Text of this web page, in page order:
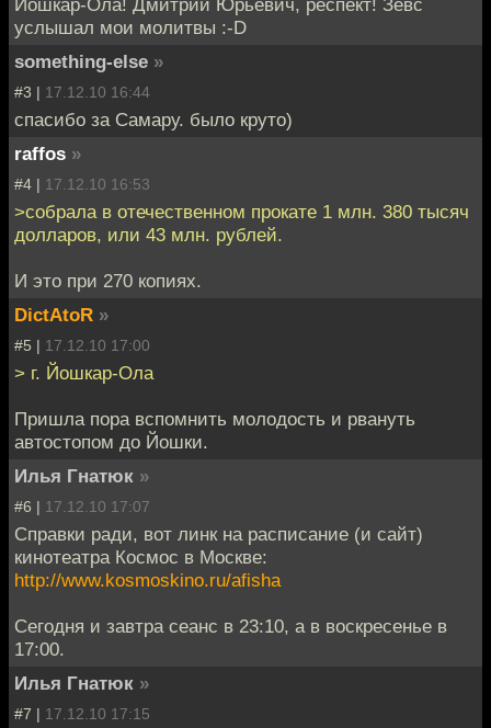
услышал мои молитвы :-D
something-else »
#3 | 17.12.10 16:44
спасибо за Самару. было круто)
raffos »
#4 | 17.12.10 16:53
>собрала в отечественном прокате 1 млн. 380 тысяч
долларов, или 43 млн. рублей.
И это при 270 копиях.
DictAtoR »
#5 | 17.12.10 17:00
> г. Йошкар-Ола
Пришла пора вспомнить молодость и рвануть
автостопом до Йошки.
Илья Гнатюк »
#6 | 17.12.10 17:07
Справки ради, вот линк на расписание (и сайт)
кинотеатра Космос в Москве:
http://www.kosmoskino.ru/afisha
Сегодня и завтра сеанс в 23:10, а в воскресенье в
17:00.
Илья Гнатюк »
#7 | 17.12.10 17:15